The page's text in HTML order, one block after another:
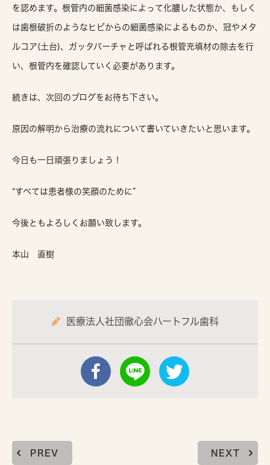
を認めます。根管内の細菌感染によって化膿した状態か、もしく
は歯根破折のようなヒビからの細菌感染によるものか、冠やメタ
ルコア(土台)、ガッタパーチャと呼ばれる根管充填材の除去を行
い、根管内を確認していく必要があります。
続きは、次回のブログをお待ち下さい。
原因の解明から治療の流れについて書いていきたいと思います。
今日も一日頑張りましょう！
“すべては患者様の笑顔のために”
今後ともよろしくお願い致します。
本山 直樹
医療法人社団徹心会ハートフル歯科
PREV NEXT